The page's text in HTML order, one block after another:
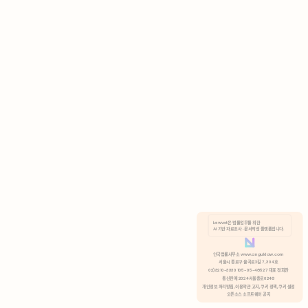
분석 쿠키 허용
Lawvot은 법률업무를 위한
AI 기반 자료조사 · 문서작성 플랫폼입니다.
안국법률사무소 www.anguklaw.com
서울시 종로구 율곡로2길 7, 304호
02)3210-3330 105-05-48527 대표 정희찬
통신판매 2024서울종로0248
개인정보 처리방침, 이용약관 고지, 쿠키 정책, 쿠키 설정
오픈소스 소프트웨어 공지